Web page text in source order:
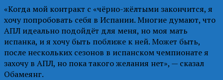
«Когда мой контракт с «чёрно-жёлтыми закончится, я
хочу попробовать себя в Испании. Многие думают, что
АПЛ идеально подойдёт для меня, но моя мать
испанка, и я хочу быть поближе к ней. Может быть,
после нескольких сезонов в испанском чемпионате я
захочу в АПЛ, но пока такого желания нет», — сказал
Обамеянг.